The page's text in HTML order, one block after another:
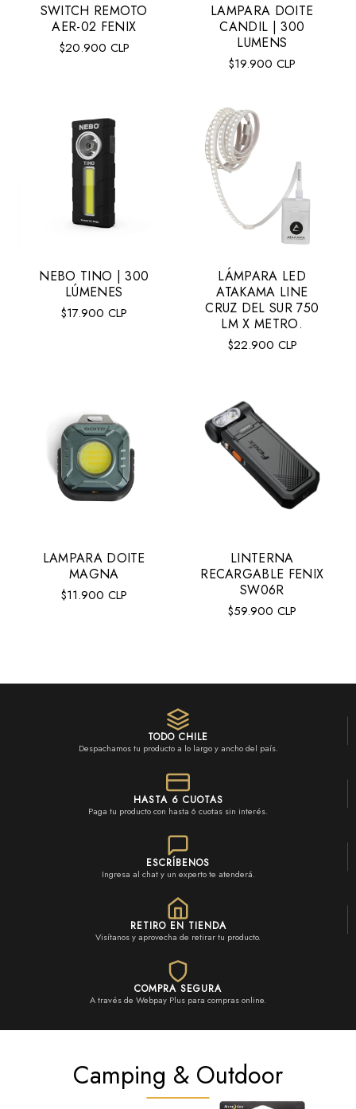
SWITCH REMOTO
AER-02 FENIX
Precio
$20.900 CLP
LAMPARA DOITE
CANDIL | 300
LUMENS
Precio
$19.900 CLP
NEBO TINO | 300
LÚMENES
Precio
$17.900 CLP
LÁMPARA LED
ATAKAMA LINE
CRUZ DEL SUR 750
LM X METRO.
Precio
$22.900 CLP
LAMPARA DOITE
MAGNA
Precio
$11.900 CLP
LINTERNA
RECARGABLE FENIX
SW06R
Precio
$59.900 CLP
TODO CHILE
Despachamos tu producto a lo largo y ancho del país.
HASTA 6 CUOTAS
Paga tu producto con hasta 6 cuotas sin interés.
ESCRÍBENOS
Ingresa al chat y un experto te atenderá.
RETIRO EN TIENDA
Visítanos y aprovecha de retirar tu producto.
COMPRA SEGURA
A través de Webpay Plus para compras online.
Camping & Outdoor